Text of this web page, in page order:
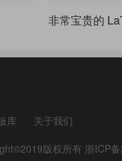
库
关于我们
版权所有 浙ICP